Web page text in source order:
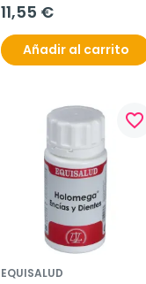
11,55 €
Añadir al carrito
favorite_border
EQUISALUD